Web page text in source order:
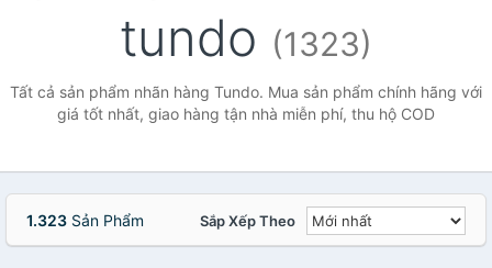
tundo (1323)
Tất cả sản phẩm nhãn hàng Tundo. Mua sản phẩm chính hãng với
giá tốt nhất, giao hàng tận nhà miễn phí, thu hộ COD
1.323 Sản Phẩm Sắp Xếp Theo